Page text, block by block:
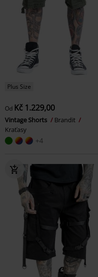
Plus Size
Od Kč 1.229,00
Vintage Shorts
Brandit
Kraťasy
+4